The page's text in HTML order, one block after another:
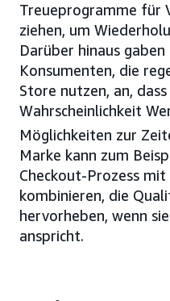
Treueprogramme für
ziehen, um
Darüber hinaus
Konsumenten, die
Store nutzen, an,
Wahrscheinlichkeit
Möglichkeiten zur
Marke kann zum
Checkout-Prozess
kombinieren, die
hervorheben, wenn
anspricht.